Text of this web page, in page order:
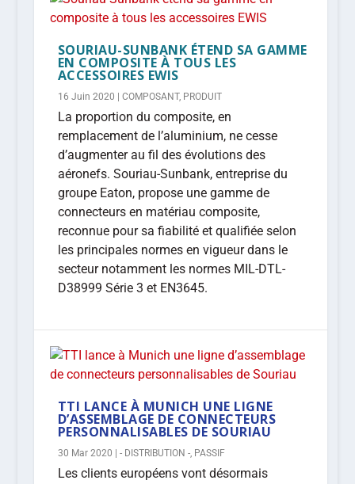
SOURIAU-SUNBANK ÉTEND SA GAMME
EN COMPOSITE À TOUS LES
ACCESSOIRES EWIS
16 Juin 2020 COMPOSANT, PRODUIT
La proportion du composite, en
remplacement de l’aluminium, ne cesse
d’augmenter au fil des évolutions des
aéronefs. Souriau-Sunbank, entreprise du
groupe Eaton, propose une gamme de
connecteurs en matériau composite,
reconnue pour sa fiabilité et qualifiée selon
les principales normes en vigueur dans le
secteur notamment les normes MIL-DTL-
D38999 Série 3 et EN3645.
TTI LANCE À MUNICH UNE LIGNE
D’ASSEMBLAGE DE CONNECTEURS
PERSONNALISABLES DE SOURIAU
30 Mar 2020 - DISTRIBUTION -, PASSIF
Les clients européens vont désormais